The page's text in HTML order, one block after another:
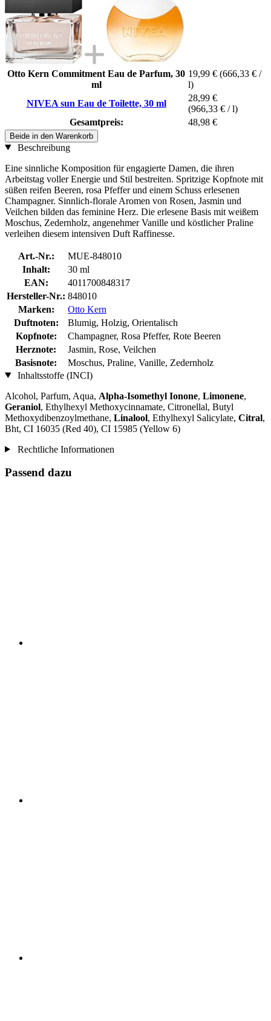
Otto Kern Commitment Eau de Parfum, 30
ml
19,99 € (666,33 € /
l)
NIVEA sun Eau de Toilette, 30 ml
28,99 €
(966,33 € / l)
Gesamtpreis:
48,98 €
Beide in den Warenkorb
Beschreibung
Eine sinnliche Komposition für engagierte Damen, die ihren
Arbeitstag voller Energie und Stil bestreiten. Spritzige Kopfnote mit
süßen reifen Beeren, rosa Pfeffer und einem Schuss erlesenen
Champagner. Sinnlich-florale Aromen von Rosen, Jasmin und
Veilchen bilden das feminine Herz. Die erlesene Basis mit weißem
Moschus, Zedernholz, angenehmer Vanille und köstlicher Praline
verleihen diesem intensiven Duft Raffinesse.
Art.-Nr.:
MUE-848010
Inhalt:
30 ml
EAN:
4011700848317
Hersteller-Nr.: 848010
Marken:
Otto Kern
Duftnoten:
Blumig, Holzig, Orientalisch
Kopfnote:
Champagner, Rosa Pfeffer, Rote Beeren
Herznote:
Jasmin, Rose, Veilchen
Basisnote:
Moschus, Praline, Vanille, Zedernholz
Inhaltsstoffe (INCI)
Alcohol, Parfum, Aqua, Alpha-Isomethyl Ionone, Limonene,
Geraniol, Ethylhexyl Methoxycinnamate, Citronellal, Butyl
Methoxydibenzoylmethane, Linalool, Ethylhexyl Salicylate, Citral,
Bht, CI 16035 (Red 40), CI 15985 (Yellow 6)
Rechtliche Informationen
Passend dazu